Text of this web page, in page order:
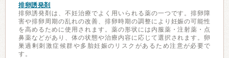
排卵誘発剤
排卵誘発剤は、不妊治療でよく用いられる薬の一つです。排卵障
害や排卵周期の乱れの改善、排卵時期の調整により妊娠の可能性
を高めるために使用されます。薬の形状には内服薬・注射薬・点
鼻薬などがあり、体の状態や治療内容に応じて選択されます。卵
巣過剰刺激症候群や多胎妊娠のリスクがあるため注意が必要で
す。